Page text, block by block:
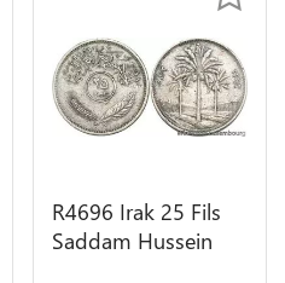
R4696 Irak 25 Fils
Saddam Hussein